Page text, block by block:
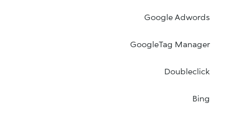
Google Adwords
GoogleTag Manager
Doubleclick
Bing